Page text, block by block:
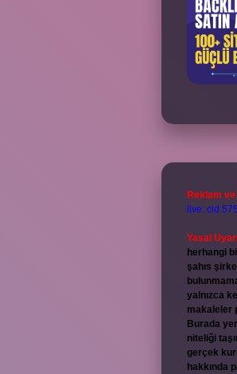
Reklam
Yasal
herhangi
şahıs
yalnızca
makaleler
Burada
niteliği
gerçek
hakkında